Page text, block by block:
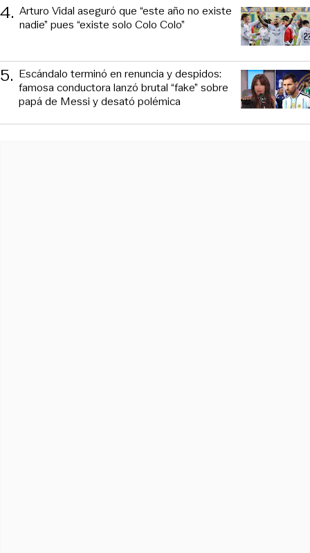
4. Arturo Vidal aseguró que “este año no existe
nadie” pues “existe solo Colo Colo”
5. Escándalo terminó en renuncia y despidos:
famosa conductora lanzó brutal “fake” sobre
papá de Messi y desató polémica